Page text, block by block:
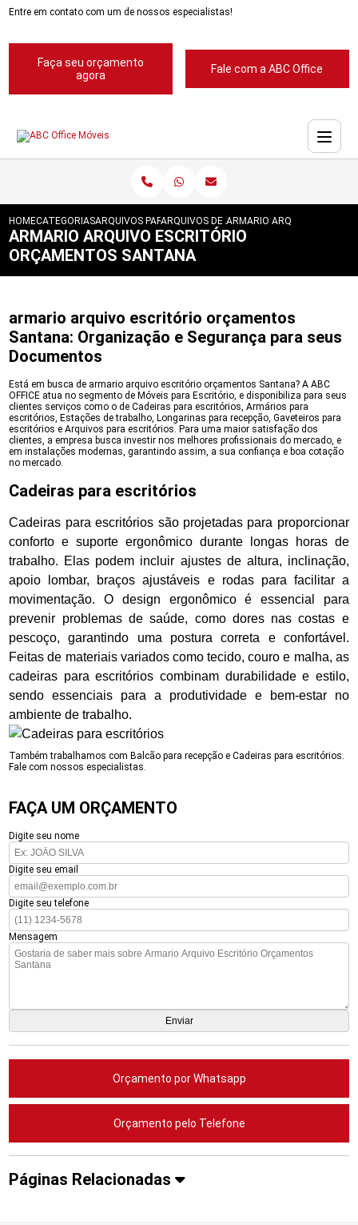
Entre em contato com um de nossos especialistas!
Faça seu orçamento
agora
Fale com a ABC Office
HOMECATEGORIASARQUIVOS PARA ESCRITORIOS
ARQUIVOS DE ACO 4 GAVETAS
ARMARIO ARQUIVO
ARMARIO ARQUIVO ESCRITÓRIO
ORÇAMENTOS SANTANA
armario arquivo escritório orçamentos
Santana: Organização e Segurança para seus
Documentos
Está em busca de armario arquivo escritório orçamentos Santana? A ABC
OFFICE atua no segmento de Móveis para Escritório, e disponibiliza para seus
clientes serviços como o de Cadeiras para escritórios, Armários para
escritórios, Estações de trabalho, Longarinas para recepção, Gaveteiros para
escritórios e Arquivos para escritórios. Para uma maior satisfação dos
clientes, a empresa busca investir nos melhores profissionais do mercado, e
em instalações modernas, garantindo assim, a sua confiança e boa cotação
no mercado.
Cadeiras para escritórios
Cadeiras para escritórios são projetadas para proporcionar
conforto e suporte ergonômico durante longas horas de
trabalho. Elas podem incluir ajustes de altura, inclinação,
apoio lombar, braços ajustáveis e rodas para facilitar a
movimentação. O design ergonômico é essencial para
prevenir problemas de saúde, como dores nas costas e
pescoço, garantindo uma postura correta e confortável.
Feitas de materiais variados como tecido, couro e malha, as
cadeiras para escritórios combinam durabilidade e estilo,
sendo essenciais para a produtividade e bem-estar no
ambiente de trabalho.
Também trabalhamos com Balcão para recepção e Cadeiras para escritórios.
Fale com nossos especialistas.
FAÇA UM ORÇAMENTO
Digite seu nome
Digite seu email
Digite seu telefone
Mensagem
Orçamento por Whatsapp
Orçamento pelo Telefone
Páginas Relacionadas